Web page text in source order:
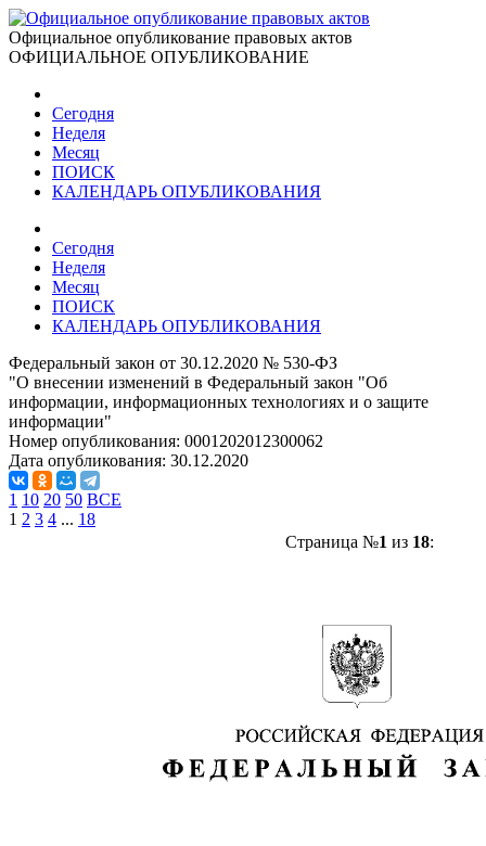
Официальное опубликование правовых актов
ОФИЦИАЛЬНОЕ ОПУБЛИКОВАНИЕ
Сегодня
Неделя
Месяц
ПОИСК
КАЛЕНДАРЬ ОПУБЛИКОВАНИЯ
Сегодня
Неделя
Месяц
ПОИСК
КАЛЕНДАРЬ ОПУБЛИКОВАНИЯ
Федеральный закон от 30.12.2020 № 530-ФЗ
"О внесении изменений в Федеральный закон "Об
информации, информационных технологиях и о защите
информации"
Номер опубликования: 0001202012300062
Дата опубликования: 30.12.2020
1 10 20 50 ВСЕ
1 2 3 4 ... 18
Страница №1 из 18: